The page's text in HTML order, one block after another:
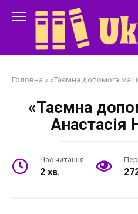
Головна » «Таємна допомога
«Таємна
Анастасія
Час читання
2 хв.